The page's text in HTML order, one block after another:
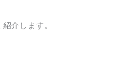
介します。